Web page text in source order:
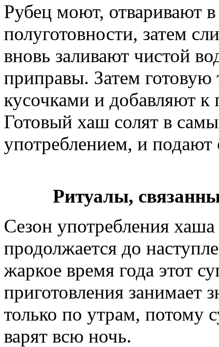
Рубец моют, отваривают
полуготовности, затем
вновь заливают чистой
приправы. Затем
кусочками и добавляют
Готовый хаш солят в
употреблением, и
Ритуалы,
Сезон употребления
продолжается до
жаркое время года этот
приготовления занимает
только по утрам, потому
варят всю ночь.